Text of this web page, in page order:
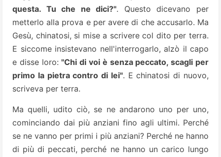
questa. Tu che ne dici?". Questo dicevano per
metterlo alla prova e per avere di che accusarlo. Ma
Gesù, chinatosi, si mise a scrivere col dito per terra.
E siccome insistevano nell'interrogarlo, alzò il capo
e disse loro:"Chi di voi è senza peccato, scagli per
primo la pietra contro di lei". E chinatosi di nuovo,
scriveva per terra.
Ma quelli, udito ciò, se ne andarono uno per uno,
cominciando dai più anziani fino agli ultimi. Perché
se ne vanno per primi i più anziani? Perché ne hanno
di più di peccati, perché ne hanno un carico lungo